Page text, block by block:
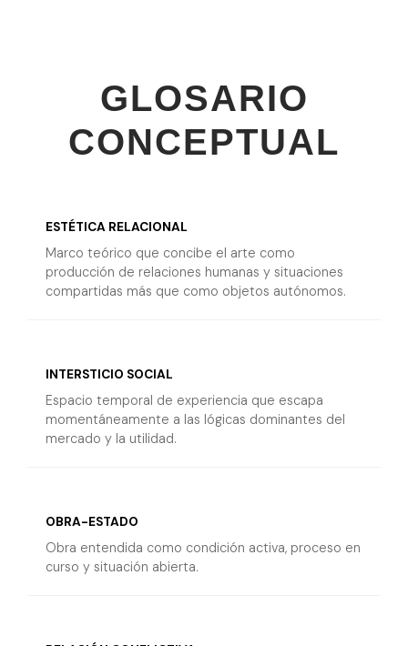
GLOSARIO
CONCEPTUAL
ESTÉTICA RELACIONAL
Marco teórico que concibe el arte como
producción de relaciones humanas y situaciones
compartidas más que como objetos autónomos.
INTERSTICIO SOCIAL
Espacio temporal de experiencia que escapa
momentáneamente a las lógicas dominantes del
mercado y la utilidad.
OBRA-ESTADO
Obra entendida como condición activa, proceso en
curso y situación abierta.